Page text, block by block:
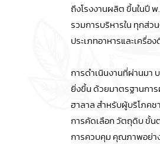
ถึงโรงงานผลิต ขึ้นในปี
รวมการบริหารใน ทุกส่
ประเภทอาหารและเครื่อ
การดำเนินงานที่ผ่านมา
ยิ่งขึ้น ด้วยมาตรฐานการ
ฮาลาล สำหรับผู้บริโภค
การคัดเลือก วัตถุดิบ ขั้
การควบคุม คุณภาพอย่า